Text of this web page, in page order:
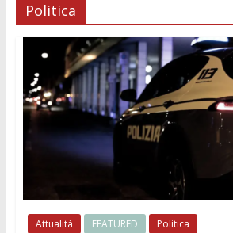
Politica
Attualità FEATURED Politica